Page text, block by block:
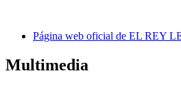
Página web oficial de EL REY
Multimedia